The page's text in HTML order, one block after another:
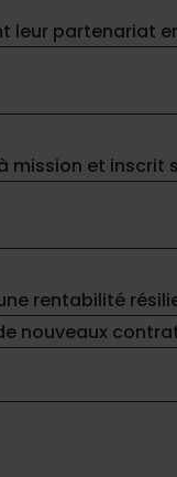
leur partenariat
mission et inscrit
rentabilité
nouveaux